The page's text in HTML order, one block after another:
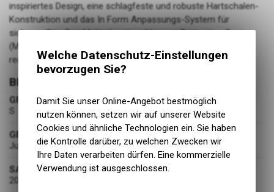
inspiriertes Design, eine schlagfeste und robuste Hartschalen-
Konstruktion und das In Form Anpassungs-System für
sicheren Sitz. Das Multi-directional Impact Protection System
(MIPS) leitet bei einem Sturz die Rotationskräfte um und
reduziert so die Gefahr schwerer Gehirnverletzungen.
BEKLEIDUNG
GRÖSSE
S
GESCHLECHT
Jungen
SAISON
2024-W
Welche Datenschutz-Einstellungen
bevorzugen Sie?
Damit Sie unser Online-Angebot bestmöglich
nutzen können, setzen wir auf unserer Website
Cookies und ähnliche Technologien ein. Sie haben
die Kontrolle darüber, zu welchen Zwecken wir
Ihre Daten verarbeiten dürfen. Eine kommerzielle
Verwendung ist ausgeschlossen.